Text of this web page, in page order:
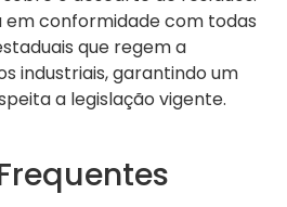
em conformidade com todas
que regem a
industriais, garantindo um
a legislação vigente.